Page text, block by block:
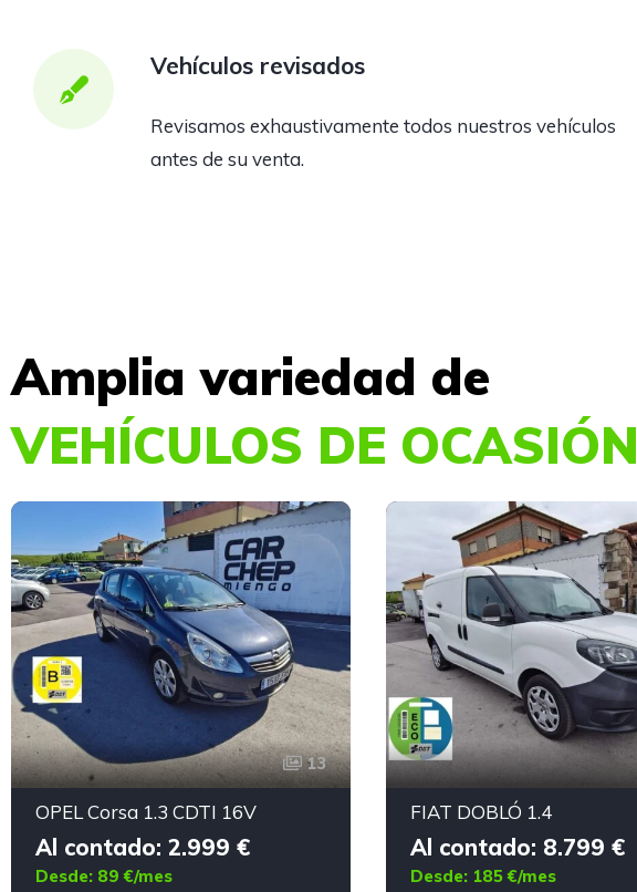
Vehículos revisados
Revisamos exhaustivamente todos nuestros vehículos
antes de su venta.
Amplia variedad de
VEHÍCULOS DE OCASIÓN
13
OPEL Corsa 1.3 CDTI 16V
Al contado: 2.999 €
Desde: 89 €/mes
FIAT DOBLÓ 1.4
Al contado: 8.799 €
Desde: 185 €/mes